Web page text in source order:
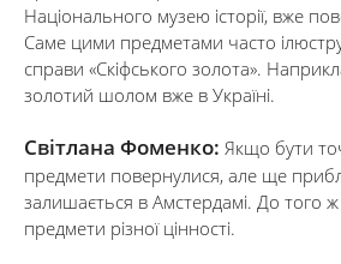
Національного музею історії, вже
Саме цими предметами часто
справи «Скіфського золота».
золотий шолом вже в Україні.
Світлана Фоменко: Якщо бути
предмети повернулися, але ще
залишається в Амстердамі. До того
предмети різної цінності.